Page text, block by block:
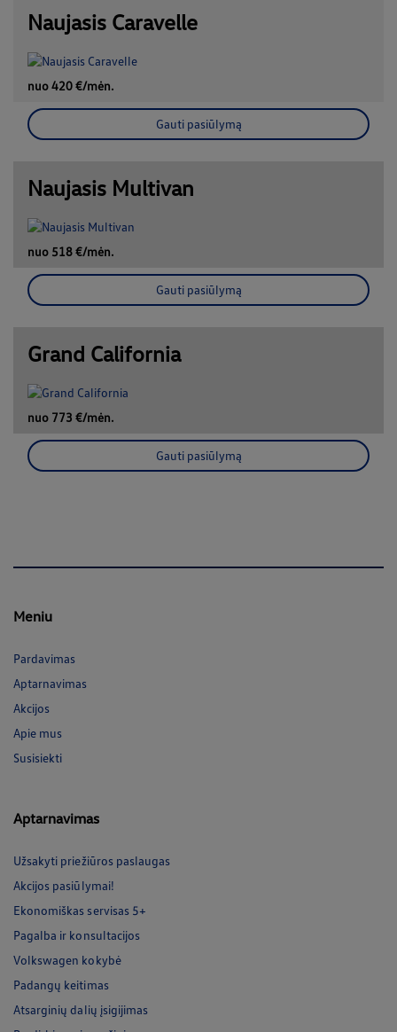
Naujasis Caravelle
nuo 420 €/mėn.
Gauti pasiūlymą
Naujasis Multivan
nuo 518 €/mėn.
Gauti pasiūlymą
Grand California
nuo 773 €/mėn.
Gauti pasiūlymą
Meniu
Pardavimas
Aptarnavimas
Akcijos
Apie mus
Susisiekti
Aptarnavimas
Užsakyti priežiūros paslaugas
Akcijos pasiūlymai!
Ekonomiškas servisas 5+
Pagalba ir konsultacijos
Volkswagen kokybė
Padangų keitimas
Atsarginių dalių įsigijimas